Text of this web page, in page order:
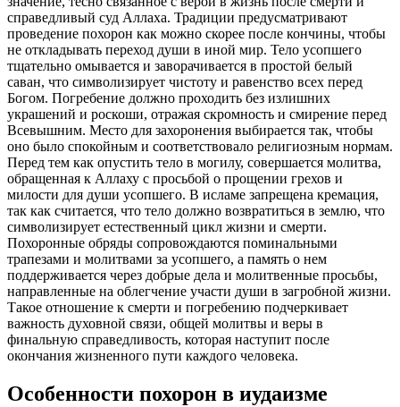
справедливый суд Аллаха. Традиции предусматривают
проведение похорон как можно скорее после кончины, чтобы
не откладывать переход души в иной мир. Тело усопшего
тщательно омывается и заворачивается в простой белый
саван, что символизирует чистоту и равенство всех перед
Богом. Погребение должно проходить без излишних
украшений и роскоши, отражая скромность и смирение перед
Всевышним. Место для захоронения выбирается так, чтобы
оно было спокойным и соответствовало религиозным нормам.
Перед тем как опустить тело в могилу, совершается молитва,
обращенная к Аллаху с просьбой о прощении грехов и
милости для души усопшего. В исламе запрещена кремация,
так как считается, что тело должно возвратиться в землю, что
символизирует естественный цикл жизни и смерти.
Похоронные обряды сопровождаются поминальными
трапезами и молитвами за усопшего, а память о нем
поддерживается через добрые дела и молитвенные просьбы,
направленные на облегчение участи души в загробной жизни.
Такое отношение к смерти и погребению подчеркивает
важность духовной связи, общей молитвы и веры в
финальную справедливость, которая наступит после
окончания жизненного пути каждого человека.
Особенности похорон в иудаизме